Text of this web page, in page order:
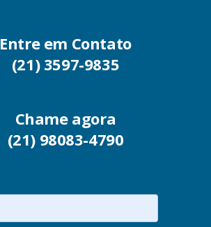
Entre em Contato
(21) 3597-9835
Chame agora
(21) 98083-4790